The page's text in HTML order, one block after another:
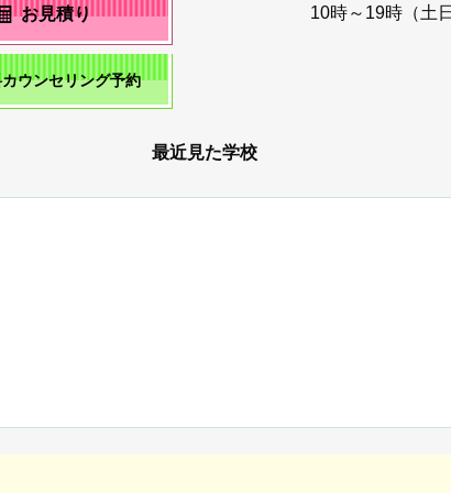
お見積り
ウンセリング予約
10時～19時（土
最近見た学校